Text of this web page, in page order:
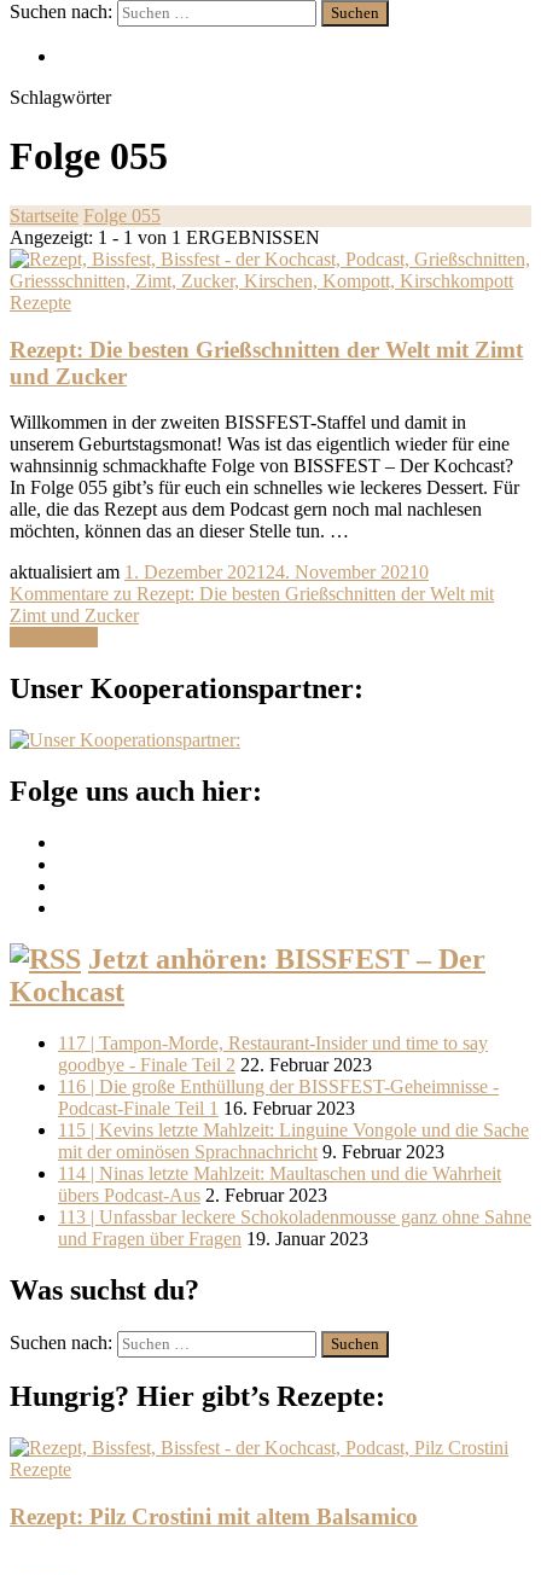
Suchen nach:
Schlagwörter
Folge 055
Startseite Folge 055
Angezeigt: 1 - 1 von 1 ERGEBNISSEN
Rezepte
Rezept: Die besten Grießschnitten der Welt mit Zimt
und Zucker
Willkommen in der zweiten BISSFEST-Staffel und damit in
unserem Geburtstagsmonat! Was ist das eigentlich wieder für eine
wahnsinnig schmackhafte Folge von BISSFEST – Der Kochcast?
In Folge 055 gibt’s für euch ein schnelles wie leckeres Dessert. Für
alle, die das Rezept aus dem Podcast gern noch mal nachlesen
möchten, können das an dieser Stelle tun. …
aktualisiert am 1. Dezember 2021 24. November 20210
Kommentare zu Rezept: Die besten Grießschnitten der Welt mit
Zimt und Zucker
Unser Kooperationspartner:
Folge uns auch hier:
Jetzt anhören: BISSFEST – Der
Kochcast
117 | Tampon-Morde, Restaurant-Insider und time to say
goodbye - Finale Teil 2 22. Februar 2023
116 | Die große Enthüllung der BISSFEST-Geheimnisse -
Podcast-Finale Teil 1 16. Februar 2023
115 | Kevins letzte Mahlzeit: Linguine Vongole und die Sache
mit der ominösen Sprachnachricht 9. Februar 2023
114 | Ninas letzte Mahlzeit: Maultaschen und die Wahrheit
übers Podcast-Aus 2. Februar 2023
113 | Unfassbar leckere Schokoladenmousse ganz ohne Sahne
und Fragen über Fragen 19. Januar 2023
Was suchst du?
Suchen nach:
Hungrig? Hier gibt’s Rezepte:
Rezepte
Rezept: Pilz Crostini mit altem Balsamico